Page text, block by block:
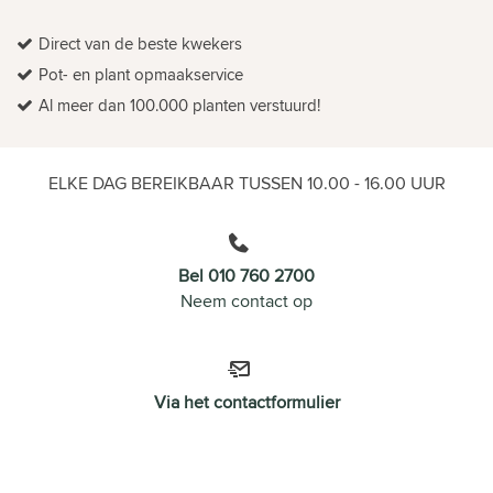
Direct van de beste kwekers
Pot- en plant opmaakservice
Al meer dan 100.000 planten verstuurd!
ELKE DAG BEREIKBAAR TUSSEN 10.00 - 16.00 UUR
Bel 010 760 2700
Neem contact op
Via het contactformulier